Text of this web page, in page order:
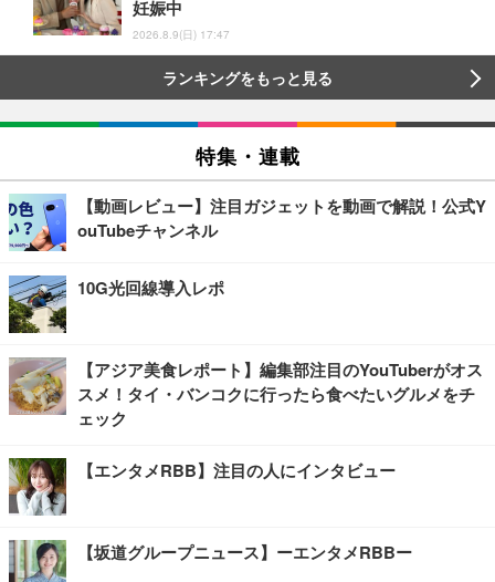
妊娠中
2026.8.9(日) 17:47
ランキングをもっと見る
特集・連載
【動画レビュー】注目ガジェットを動画で解説！公式Y
ouTubeチャンネル
10G光回線導入レポ
【アジア美食レポート】編集部注目のYouTuberがオス
スメ！タイ・バンコクに行ったら食べたいグルメをチ
ェック
【エンタメRBB】注目の人にインタビュー
【坂道グループニュース】ーエンタメRBBー